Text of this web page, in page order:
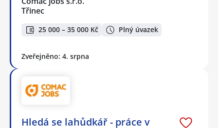
Třinec
25 000 – 35 000 Kč Plný úvazek
Zveřejněno: 4. srpna
Hledá se lahůdkář - práce v